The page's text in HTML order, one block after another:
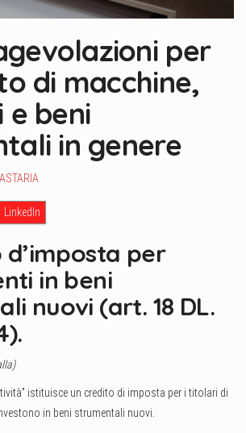
per
di macchine,
e beni
in genere
LinkedIn
d’imposta per
in beni
nuovi (art. 18 DL.
istituisce un credito di imposta per i titolari di
in beni strumentali nuovi.